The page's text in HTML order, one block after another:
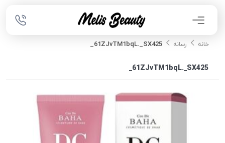
خانه رسانه 61ZJvTM1bqL._SX425_
61ZJvTM1bqL._SX425_